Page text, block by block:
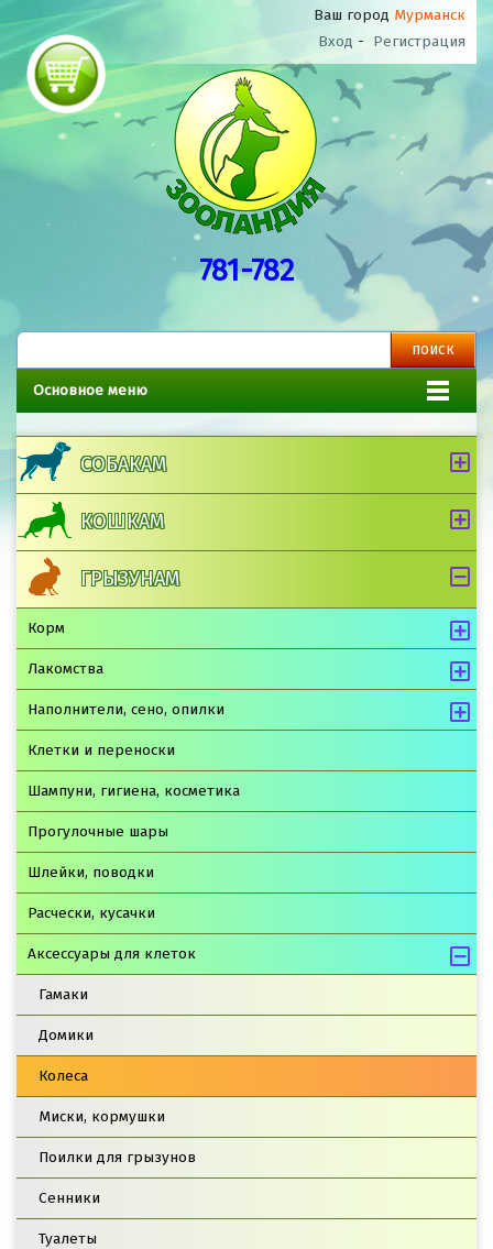
Ваш город Мурманск
Вход - Регистрация
781-782
Основное меню
СОБАКАМ
КОШКАМ
ГРЫЗУНАМ
Корм
Лакомства
Наполнители, сено, опилки
Клетки и переноски
Шампуни, гигиена, косметика
Прогулочные шары
Шлейки, поводки
Расчески, кусачки
Аксессуары для клеток
Гамаки
Домики
Колеса
Миски, кормушки
Поилки для грызунов
Сенники
Туалеты